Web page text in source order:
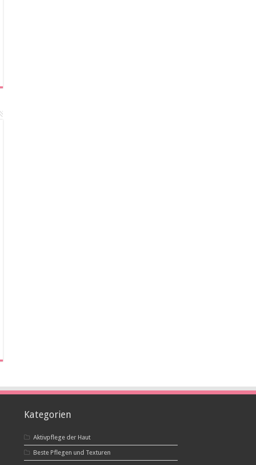
Kategorien
Aktivpflege der Haut
Beste Pflegen und Texturen